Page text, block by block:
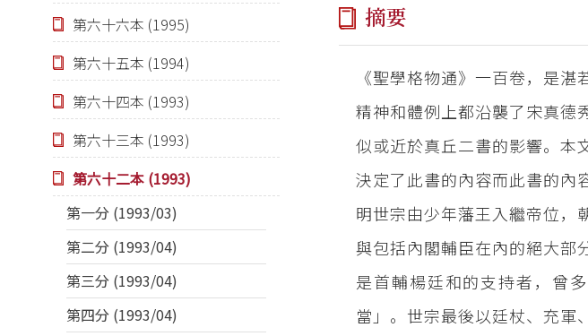
第六十六本 (1995)
第六十五本 (1994)
第六十四本 (1993)
第六十三本 (1993)
第六十二本 (1993)
第一分 (1993/03)
第二分 (1993/04)
第三分 (1993/04)
第四分 (1993/04)
摘要
《聖學格物通》一百卷，是
精神和體例上都沿襲了宋真德
似或近於真丘二書的影響。本
決定了此書的內容而此書的內
明世宗由少年藩王入繼帝位，
與包括內閣輔臣在內的絕大部
是首輔楊廷和的支持者，曾
當」。世宗最後以廷杖、充